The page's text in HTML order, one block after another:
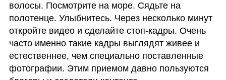
волосы. Посмотрите на море. Сядьте на
полотенце. Улыбнитесь. Через несколько минут
откройте видео и сделайте стоп-кадры. Очень
часто именно такие кадры выглядят живее и
естественнее, чем специально поставленные
фотографии. Этим приемом давно пользуются